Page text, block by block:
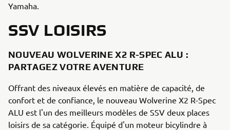
Yamaha.
SSV LOISIRS
NOUVEAU WOLVERINE X2 R-SPEC ALU :
PARTAGEZ VOTRE AVENTURE
Offrant des niveaux élevés en matière de capacité, de
confort et de confiance, le nouveau Wolverine X2 R-Spec
ALU est l'un des meilleurs modèles de SSV deux places
loisirs de sa catégorie. Équipé d'un moteur bicylindre à